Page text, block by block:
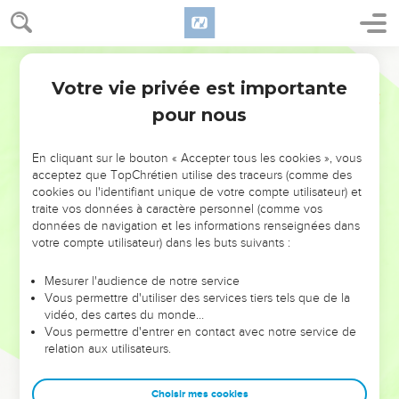
NE MANQUEZ PAS L’ÉVÉNEMENT
DE L’ANNÉE !
ET SI LEURS ERREURS POUVAIENT VOUS ÉVITER LES
VOTRES ?
leur foi ou leur vision. Mais on voit moins les doutes, les erreurs
et les saisons difficiles qu'ils ont traversés, alors même que ce
sont elles qui les ont façonnés.
Dans cette conférence, leaders, entrepreneurs, et responsables
clés pour avancer avec plus de sagesse afin que leurs erreurs
Votre vie privée est importante
pour nous
En cliquant sur le bouton « Accepter tous les cookies », vous
acceptez que TopChrétien utilise des traceurs (comme des
cookies ou l'identifiant unique de votre compte utilisateur) et
traite vos données à caractère personnel (comme vos
données de navigation et les informations renseignées dans
votre compte utilisateur) dans les buts suivants :
Mesurer l'audience de notre service
Vous permettre d'utiliser des services tiers tels que de la
vidéo, des cartes du monde…
Vous permettre d'entrer en contact avec notre service de
relation aux utilisateurs.
Choisir mes cookies